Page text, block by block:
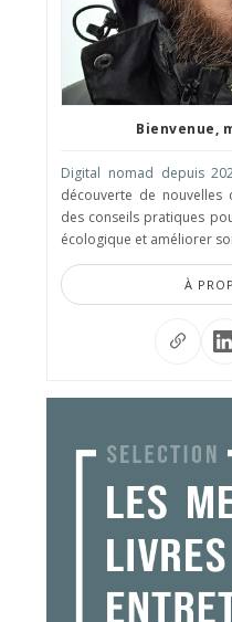
Bienvenue,
Digital nomad depuis
découverte de nouvelles
des conseils pratiques
écologique et améliorer
À